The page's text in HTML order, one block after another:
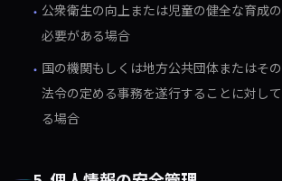
・ 公衆衛生の向上または児童の健全な育成
必要がある場合
・ 国の機関もしくは地方公共団体またはそ
法令の定める事務を遂行することに対し
る場合